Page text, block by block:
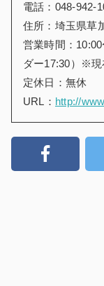
電話：048-942-
住所：埼玉県草
営業時間：
ダー17:30）※現
定休日：無休
URL： http://